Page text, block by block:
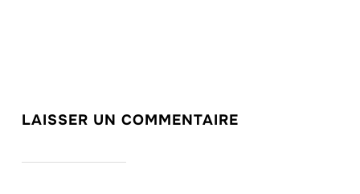
LAISSER UN COMMENTAIRE